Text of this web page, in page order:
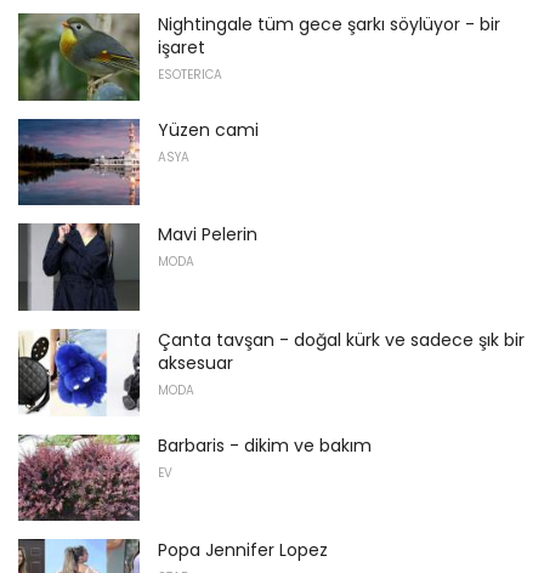
Nightingale tüm gece şarkı söylüyor - bir
işaret
ESOTERICA
Yüzen cami
ASYA
Mavi Pelerin
MODA
Çanta tavşan - doğal kürk ve sadece şık bir
aksesuar
MODA
Barbaris - dikim ve bakım
EV
Popa Jennifer Lopez